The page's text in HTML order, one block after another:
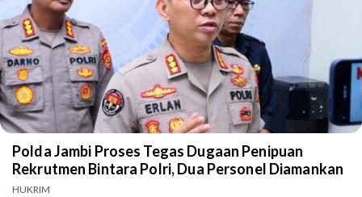
Polda Jambi Proses Tegas Dugaan Penipuan
Rekrutmen Bintara Polri, Dua Personel Diamankan
HUKRIM